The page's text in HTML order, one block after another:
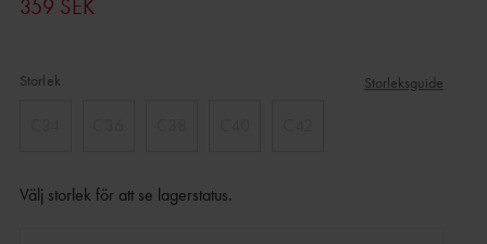
359 SEK
Storlek Storleksguide
Välj storlek för att se lagerstatus.